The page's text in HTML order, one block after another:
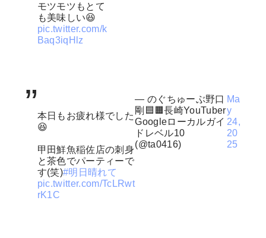
モツモツもとて
も美味しい😆
pic.twitter.com/k
Baq3iqHlz
本日もお疲れ様でした
😆
甲田鮮魚稲佐店の刺身
と茶色でパーティーで
す(笑)#明日晴れて
pic.twitter.com/TcLRwt
rK1C
— のぐちゅーぶ野口
剛🟦🟧長崎YouTuber
Googleローカルガイ
ドレベル10
(@ta0416)
Ma
y
24,
20
25